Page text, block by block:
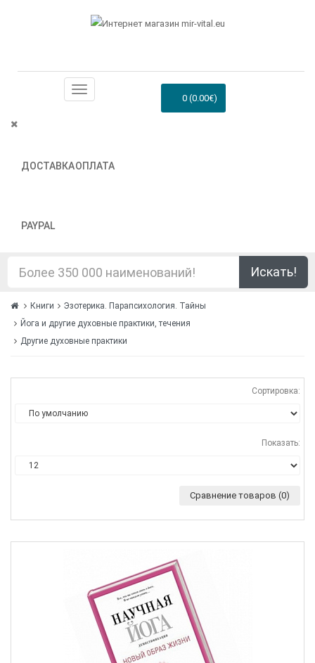
ДОСТАВКАОПЛАТА
PAYPAL
0 (0.00€)
Искать!
Книги
Эзотерика. Парапсихология. Тайны
Йога и другие духовные практики, течения
Другие духовные практики
Сортировка:
Показать:
Сравнение товаров (0)